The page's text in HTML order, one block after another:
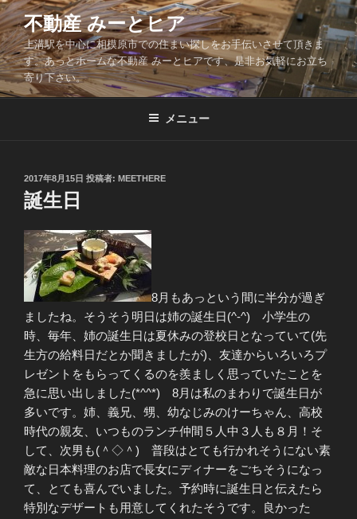
コ
ン
テ
ン
ツ
不動産 みーとヒア
上溝駅を中心に相模原市での住まい探しをお手伝いさせて頂きま
す。あっとホームな不動産 みーとヒアです、是非お気軽にお立ち
寄り下さい。
メニュー
投
稿
日:
2017年8月15日 投稿者: MEETHERE
誕生日
8月もあっという間に半分が過ぎ
ましたね。そうそう明日は姉の誕生日(^-^) 小学生の
時、毎年、姉の誕生日は夏休みの登校日となっていて(先
生方の給料日だとか聞きましたが)、友達からいろいろプ
レゼントをもらってくるのを羨ましく思っていたことを
急に思い出しました(*^^*) 8月は私のまわりで誕生日が
多いです。姉、義兄、甥、幼なじみのけーちゃん、高校
時代の親友、いつものランチ仲間５人中３人も８月！そ
して、次男も(＾◇＾) 普段はとても行かれそうにない素
敵な日本料理のお店で長女にディナーをごちそうになっ
て、とても喜んでいました。予約時に誕生日と伝えたら
特別なデザートも用意してくれたそうです。良かった